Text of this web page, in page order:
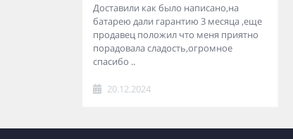
Доставили как было написано,на
батарею дали гарантию 3 месяца ,еще
продавец положил что меня приятно
порадовала сладость,огромное
спасибо ..
20.12.2024